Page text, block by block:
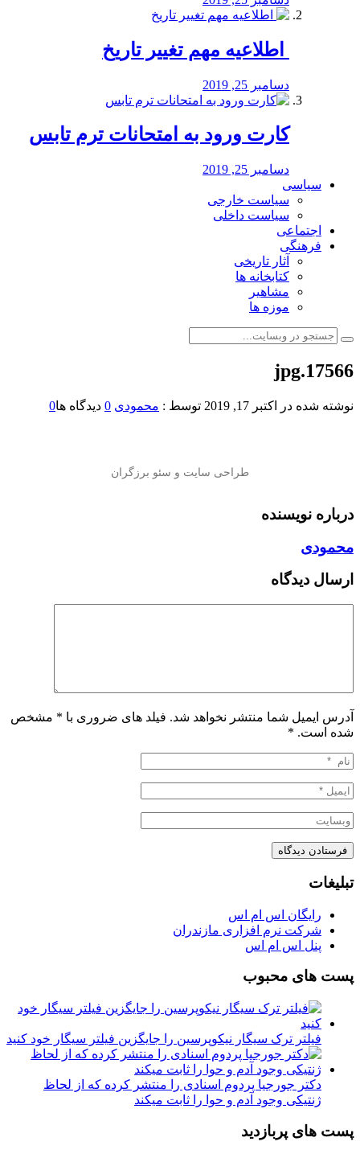
️ اطلاعیه مهم تغییر تاریخ
دسامبر 25, 2019
کارت ورود به امتحانات ترم تابس
دسامبر 25, 2019
سیاسی
سیاست خارجی
سیاست داخلی
اجتماعی
فرهنگی
آثار تاریخی
کتابخانه ها
مشاهیر
موزه ها
17566.jpg
نوشته شده در اکتبر 17, 2019 توسط : محمودی 0 دیدگاه ها0
درباره نویسنده
محمودی
ارسال دیدگاه
آدرس ایمیل شما منتشر نخواهد شد. فیلد های ضروری با * مشخص
شده است. *
تبلیغات
رایگان اس ام اس
شرکت نرم افزاری مازندران
پنل اس ام اس
پست های محبوب
فیلتر ترک سیگار نیکوپرسین را جایگزین فیلتر سیگار خود کنید
دکتر جورجیا پردوم اسنادی را منتشر کرده که از لحاظ
ژنتیکی وجود آدم و حوا را ثابت میکند
پست های پربازدید